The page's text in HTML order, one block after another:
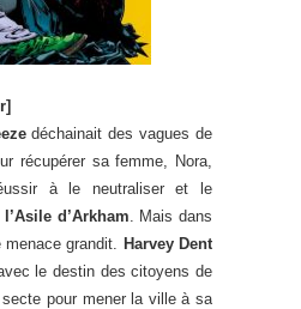
déchainait des vagues de
récupérer sa femme, Nora,
à le neutraliser et le
l’Asile d’Arkham. Mais dans
menace grandit. Harvey Dent
le destin des citoyens de
pour mener la ville à sa